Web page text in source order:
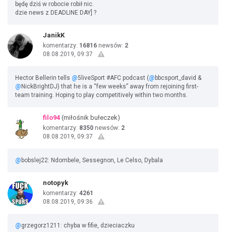
będę dziś w robocie robił nic.
dzie news z DEADLINE DAY] ?
JanikK
komentarzy: 16816 newsów: 2
08.08.2019, 09:37
Hector Bellerin tells @5liveSport #AFC podcast (@ bbcsport_david &
@ NickBrightDJ) that he is a “few weeks” away from rejoining first-
team training. Hoping to play competitively within two months.
filo94 (miłośnik bułeczek)
komentarzy: 8350 newsów: 2
08.08.2019, 09:37
@ bobslej22: Ndombele, Sessegnon, Le Celso, Dybala
notopyk
komentarzy: 4261
08.08.2019, 09:36
@grzegorz1211: chyba w fifie, dzieciaczku